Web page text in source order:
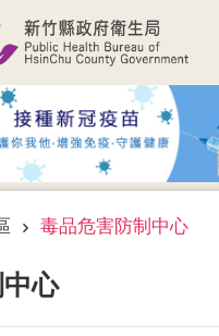
毒品危害防制中心
心